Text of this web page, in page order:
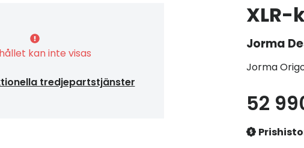
kan inte visas
tredjepartstjänster
XLR-
Jorma
Jorma
52